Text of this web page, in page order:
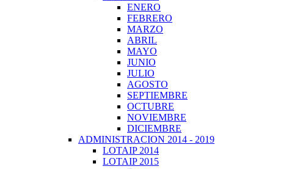
ENERO
FEBRERO
MARZO
ABRIL
MAYO
JUNIO
JULIO
AGOSTO
SEPTIEMBRE
OCTUBRE
NOVIEMBRE
DICIEMBRE
ADMINISTRACION 2014 - 2019
LOTAIP 2014
LOTAIP 2015